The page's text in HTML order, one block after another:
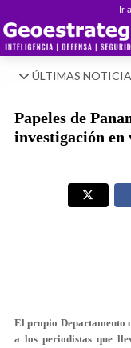
Ir
ÚLTIMAS
Papeles de
investigación en
El propio Departamento
a los periodistas que